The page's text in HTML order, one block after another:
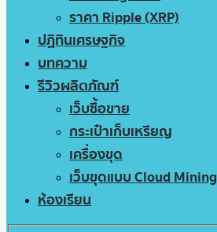
ราคา Ripple (XRP)
ปฏิทินเศรษฐกิจ
บทความ
รีวิวผลิตภัณฑ์
เว็บซื้อขาย
กระเป๋าเก็บเหรียญ
เครื่องขุด
เว็บขุดแบบ Cloud Mining
ห้องเรียน